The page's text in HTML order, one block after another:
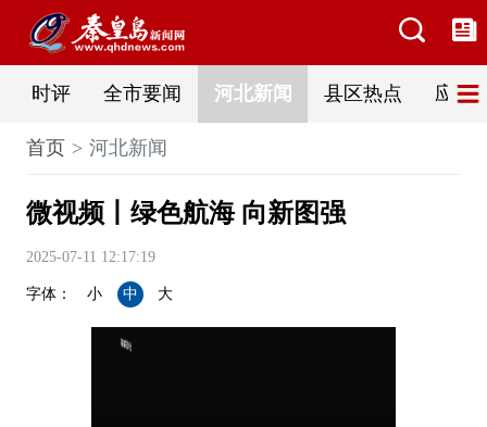
时评 全市要闻 河北新闻 县区热点 应急
首页 河北新闻
微视频丨绿色航海 向新图强
2025-07-11 12:17:19
字体： 小 中 大